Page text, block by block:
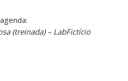
(treinada) – LabFictício